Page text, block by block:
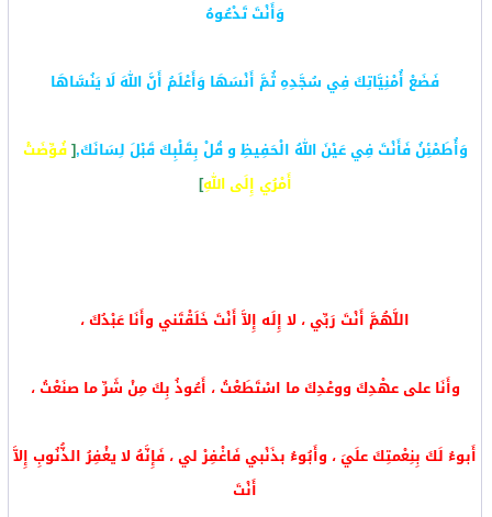
وَأَنْتَ تَدْعُوهُ
فَضَعْ أُمْنِيَّاتِكَ فِي سُجَّدِهِ ثُمَّ أَنْسَهَا وَأَعْلَمُ أَنَّ اللهَ لَا يَنُسَّاهَا
وَأُطَمْئِنُ فَأَنْتَ فِي عَيْنَ اللهُ الْحَفِيظِ و قُلْ بِقَلْبِكَ قَبْلَ لِسَانَكَ,[فُوِّضَتْ
أَمْرُي إِلَى اللهِ]
اللَّهُمَّ أَنْتَ رَبِّي ، لا إِلَه إِلاَّ أَنْتَ خَلَقْتَني وأَنَا عَبْدُكَ ،
وأَنَا على عهْدِكَ ووعْدِكَ ما اسْتَطَعْتُ ، أَعُوذُ بِكَ مِنْ شَرِّ ما صنَعْتُ ،
أَبوءُ لَكَ بِنِعْمتِكَ علَيَ ، وأَبُوءُ بذَنْبي فَاغْفِرْ لي ، فَإِنَّهُ لا يغْفِرُ الذُّنُوبِ إِلاَّ
أَنْتَ